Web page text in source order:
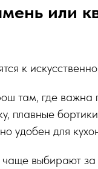
или
к
там, где важна
плавные
удобен для
выбирают